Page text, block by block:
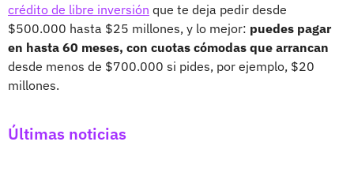
crédito de libre inversión que te deja pedir desde
$500.000 hasta $25 millones, y lo mejor: puedes pagar
en hasta 60 meses, con cuotas cómodas que arrancan
desde menos de $700.000 si pides, por ejemplo, $20
millones.
Últimas noticias